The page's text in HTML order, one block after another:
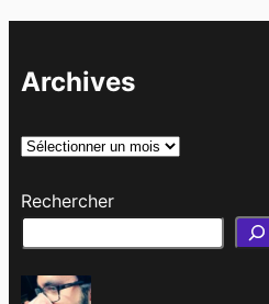
Archives
A
c
Rechercher